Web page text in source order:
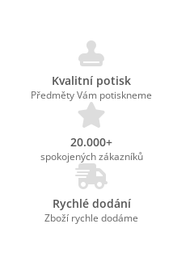
Kvalitní potisk
Předměty Vám potiskneme
20.000+
spokojených zákazníků
Rychlé dodání
Zboží rychle dodáme